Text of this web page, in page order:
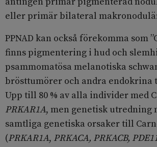
eller primär bilateral
PPNAD kan också förekomma som
finns pigmentering i hud och
psammomatösa melanotiska
brösttumörer och andra endokrina
Upp till 80 % av alla individer med
PRKAR1A, men genetisk utredning
samtliga genetiska orsaker till
(PRKAR1A, PRKACA, PRKACB,